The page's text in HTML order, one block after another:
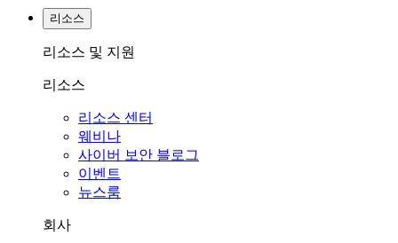
리소스
리소스 및 지원
리소스
리소스 센터
웨비나
사이버 보안 블로그
이벤트
뉴스룸
회사